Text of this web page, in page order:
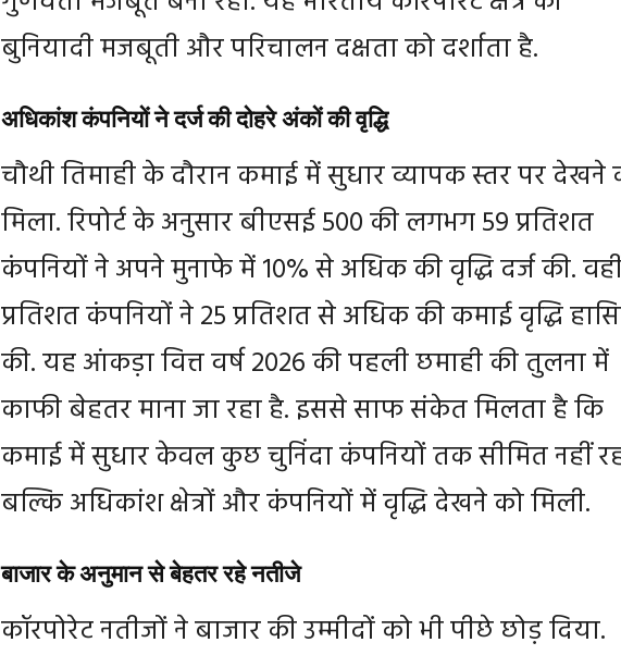
बुनियादी मजबूती और परिचालन दक्षता को दर्शाता है.
अधिकांश कंपनियों ने दर्ज की दोहरे अंकों की वृद्धि
चौथी तिमाही के दौरान कमाई में सुधार व्यापक स्तर पर देखने
मिला. रिपोर्ट के अनुसार बीएसई 500 की लगभग 59 प्रतिशत
कंपनियों ने अपने मुनाफे में 10% से अधिक की वृद्धि दर्ज की.
प्रतिशत कंपनियों ने 25 प्रतिशत से अधिक की कमाई वृद्धि
की. यह आंकड़ा वित्त वर्ष 2026 की पहली छमाही की तुलना में
काफी बेहतर माना जा रहा है. इससे साफ संकेत मिलता है कि
कमाई में सुधार केवल कुछ चुनिंदा कंपनियों तक सीमित नहीं
बल्कि अधिकांश क्षेत्रों और कंपनियों में वृद्धि देखने को मिली.
बाजार के अनुमान से बेहतर रहे नतीजे
कॉरपोरेट नतीजों ने बाजार की उम्मीदों को भी पीछे छोड़ दिया.